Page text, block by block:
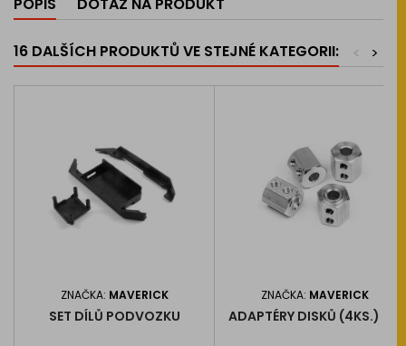
16 DALŠÍCH PRODUKTŮ VE STEJNÉ KATEGORII: >
<
ZNAČKA: MAVERICK
SET DÍLŮ PODVOZKU
ZNAČKA: MAVERICK
ADAPTÉRY DISKŮ (4KS.) SC